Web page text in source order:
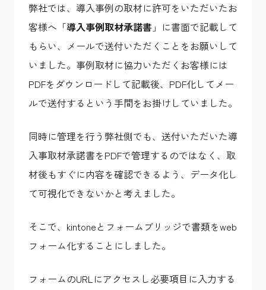
弊社では、導入事例の取材に許可をいただいたお
客様へ「導入事例取材承諾書 」に書面で記載して
もらい、メールで送付いただくことをお願いして
いました。事例取材に協力いただくお客様には
PDFをダウンロードして記載後、PDF化してメー
ルで送付するという手間をお掛けしていました。
同時に管理を行う弊社側でも、送付いただいた導
入事取材承諾書をPDFで管理するのではなく、取
材後もすぐに内容を確認できるよう、データ化し
て可視化できないかと考えました。
そこで、kintoneとフォームブリッジで書類をweb
フォーム化することにしました。
フォームのURLにアクセスし必要項目に入力する